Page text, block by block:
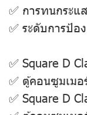
✅ การทนกระแ
✅ ระดับการป้อ
✅ Square D
✅ ตู้คอนซูมเม
✅ Square D